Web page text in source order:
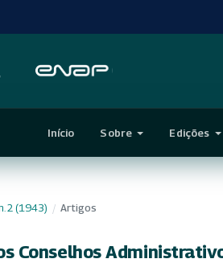
Início Sobre Edições
2 (1943) / Artigos
Conselhos